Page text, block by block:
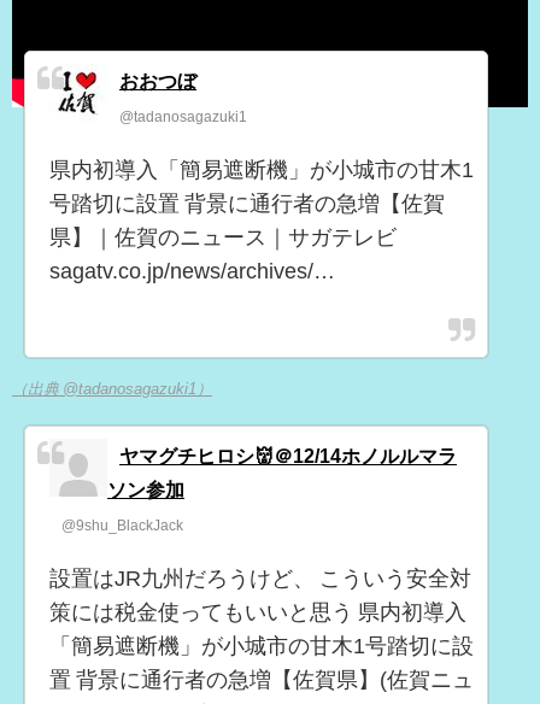
おおつぼ
@tadanosagazuki1
県内初導入「簡易遮断機」が小城市の甘木1
号踏切に設置 背景に通行者の急増【佐賀
県】｜佐賀のニュース｜サガテレビ
sagatv.co.jp/news/archives/…
（出典 @tadanosagazuki1）
ヤマグチヒロシ👹＠12/14ホノルルマラ
ソン参加
@9shu_BlackJack
設置はJR九州だろうけど、 こういう安全対
策には税金使ってもいいと思う 県内初導入
「簡易遮断機」が小城市の甘木1号踏切に設
置 背景に通行者の急増【佐賀県】(佐賀ニュ